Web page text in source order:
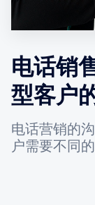
电话销
型客户
电话营销的
户需要不同